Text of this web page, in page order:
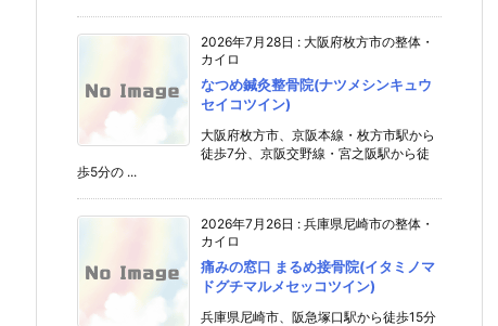
2026年7月28日 : 大阪府枚方市の整体・
カイロ
なつめ鍼灸整骨院(ナツメシンキュウ
セイコツイン)
大阪府枚方市、京阪本線・枚方市駅から
徒歩7分、京阪交野線・宮之阪駅から徒
歩5分の ...
2026年7月26日 : 兵庫県尼崎市の整体・
カイロ
痛みの窓口 まるめ接骨院(イタミノマ
ドグチマルメセッコツイン)
兵庫県尼崎市、阪急塚口駅から徒歩15分